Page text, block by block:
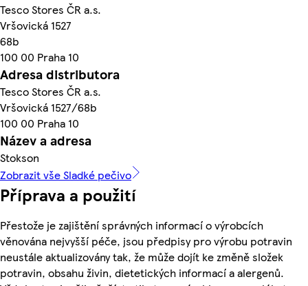
Tesco Stores ČR a.s.
Vršovická 1527
68b
100 00 Praha 10
Adresa distributora
Tesco Stores ČR a.s.
Vršovická 1527/68b
100 00 Praha 10
Název a adresa
Stokson
Zobrazit vše Sladké pečivo
Příprava a použití
Přestože je zajištění správných informací o výrobcích
věnována nejvyšší péče, jsou předpisy pro výrobu potravin
neustále aktualizovány tak, že může dojít ke změně složek
potravin, obsahu živin, dietetických informací a alergenů.